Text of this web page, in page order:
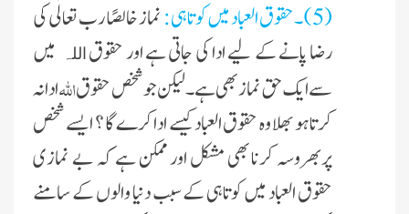
(5) ۔حقوق العباد میں کوتاہی :
نماز خالصًا رب تعالٰی کی
رضا پانے کے لیے ادا کی جاتی ہے اور حقوق اللہ میں
سے ایک حق نماز بھی ہے۔ لیکن جو شخص حقوقاللہادا نہ
کرتا ہو بھلا وہ حقوق العباد کیسے ادا کرے گا ؟ ایسے شخص
پربھروسہ کرنا بھی مشکل اور ممکن ہے کہ بے نمازی
حقوق العباد میں کوتاہی کے سبب دنیا والوں کے سامنے